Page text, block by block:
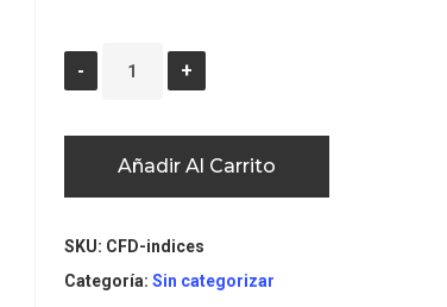
Añadir Al Carrito
SKU: CFD-indices
Categoría: Sin categorizar